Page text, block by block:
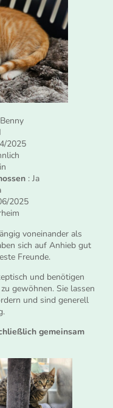
2025
: Ja
2025
voneinander als
sich auf Anhieb gut
Freunde.
und benötigen
gewöhnen. Sie lassen
und sind generell
gemeinsam